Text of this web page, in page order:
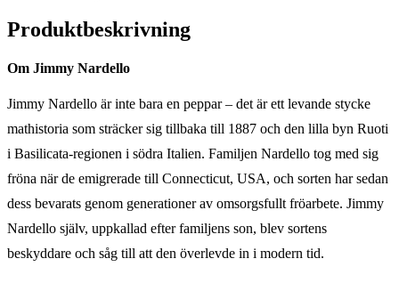
Produktbeskrivning
Om Jimmy Nardello
Jimmy Nardello är inte bara en peppar – det är ett levande stycke
mathistoria som sträcker sig tillbaka till 1887 och den lilla byn Ruoti
i Basilicata-regionen i södra Italien. Familjen Nardello tog med sig
fröna när de emigrerade till Connecticut, USA, och sorten har sedan
dess bevarats genom generationer av omsorgsfullt fröarbete. Jimmy
Nardello själv, uppkallad efter familjens son, blev sortens
beskyddare och såg till att den överlevde in i modern tid.